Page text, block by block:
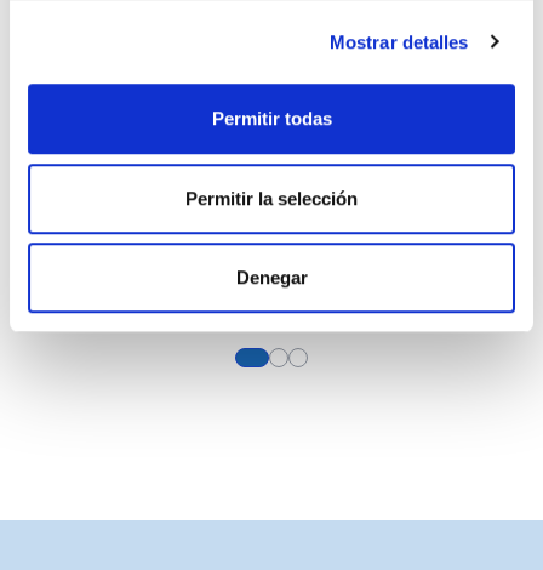
Mostrar detalles
Permitir todas
Permitir la selección
Denegar
SUDADERA ADIDAS VERDE BOSQUE
41,99 €
View more about Sudadera adidas
View more about Pantalón
View more about Pantalón